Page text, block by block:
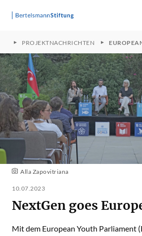
PROJEKTNACHRICHTEN
Alla Zapovitriana
10.07.2023
NextGen goes
Mit dem European Youth Parliament